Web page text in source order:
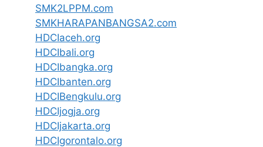
SMK2LPPM.com
SMKHARAPANBANGSA2.com
HDCIaceh.org
HDCIbali.org
HDCIbangka.org
HDCIbanten.org
HDCIBengkulu.org
HDCIjogja.org
HDCIjakarta.org
HDCIgorontalo.org